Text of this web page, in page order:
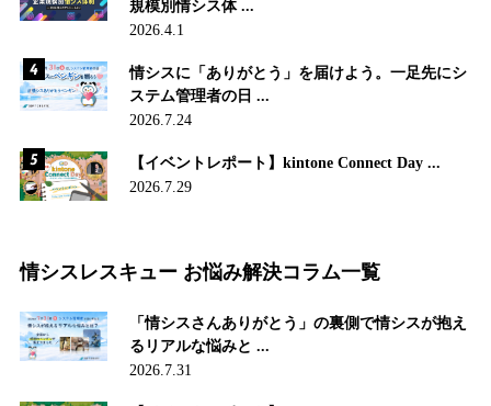
規模別情シス体 ...
2026.4.1
情シスに「ありがとう」を届けよう。一足先にシ
ステム管理者の日 ...
2026.7.24
【イベントレポート】kintone Connect Day ...
2026.7.29
情シスレスキュー お悩み解決コラム一覧
「情シスさんありがとう」の裏側で情シスが抱え
るリアルな悩みと ...
2026.7.31